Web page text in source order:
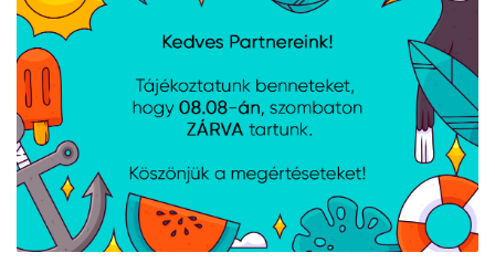
Hangfal
elhelyezése
Asztali /
Meghajtó átmérője
58 mm
Csatlakozók
és
csatlakozási